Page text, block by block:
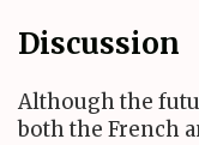
Discussion
Although the
both the French